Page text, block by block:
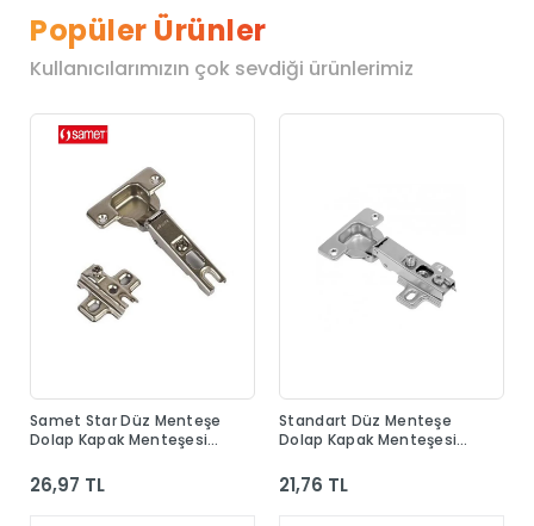
Popüler Ürünler
Kullanıcılarımızın çok sevdiği ürünlerimiz
Samet Star Düz Menteşe
Dolap Kapak Menteşesi
26,97 TL
Standart Düz Menteşe
Dolap Kapak Menteşesi
21,76 TL